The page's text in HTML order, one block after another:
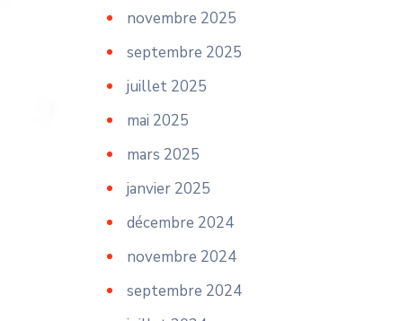
novembre 2025
septembre 2025
juillet 2025
mai 2025
mars 2025
janvier 2025
décembre 2024
novembre 2024
septembre 2024